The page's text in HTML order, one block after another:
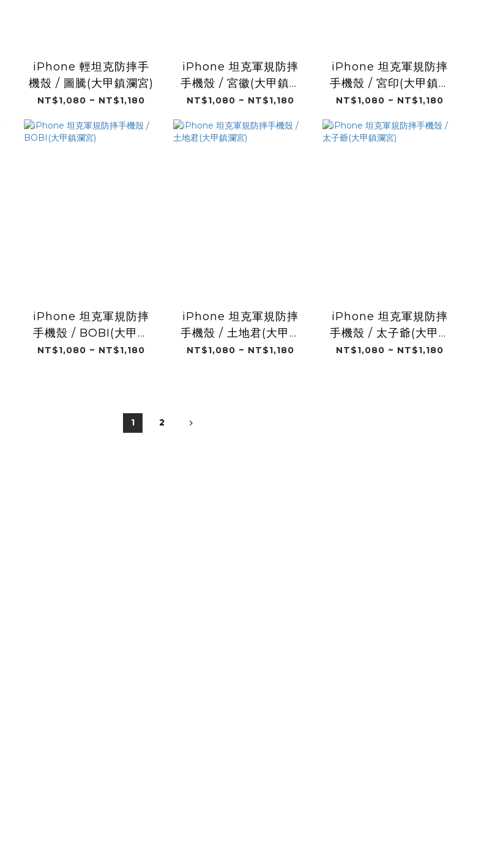
iPhone 輕坦克防摔手
機殼 / 圖騰(大甲鎮瀾宮)
NT$1,080 ~ NT$1,180
iPhone 坦克軍規防摔
手機殼 / 宮徽(大甲鎮瀾
宮)
NT$1,080 ~ NT$1,180
iPhone 坦克軍規防摔
手機殼 / 宮印(大甲鎮瀾
宮)
NT$1,080 ~ NT$1,180
iPhone 坦克軍規防摔
手機殼 / BOBI(大甲鎮
瀾宮)
NT$1,080 ~ NT$1,180
iPhone 坦克軍規防摔
手機殼 / 土地君(大甲鎮
瀾宮)
NT$1,080 ~ NT$1,180
iPhone 坦克軍規防摔
手機殼 / 太子爺(大甲鎮
瀾宮)
NT$1,080 ~ NT$1,180
1 2